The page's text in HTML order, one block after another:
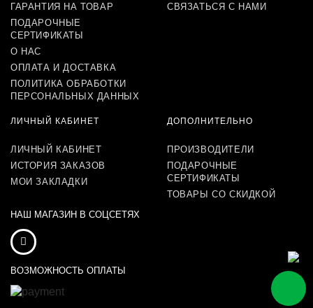
ГАРАНТИЯ НА ТОВАР
ПОДАРОЧНЫЕ
СЕРТИФИКАТЫ
О НАС
ОПЛАТА И ДОСТАВКА
ПОЛИТИКА ОБРАБОТКИ
ПЕРСОНАЛЬНЫХ ДАННЫХ
СВЯЗАТЬСЯ С НАМИ
ЛИЧНЫЙ КАБИНЕТ
ЛИЧНЫЙ КАБИНЕТ
ИСТОРИЯ ЗАКАЗОВ
МОИ ЗАКЛАДКИ
ДОПОЛНИТЕЛЬНО
ПРОИЗВОДИТЕЛИ
ПОДАРОЧНЫЕ
СЕРТИФИКАТЫ
ТОВАРЫ СО СКИДКОЙ
НАШ МАГАЗИН В СОЦСЕТЯХ
ВОЗМОЖНОСТЬ ОПЛАТЫ